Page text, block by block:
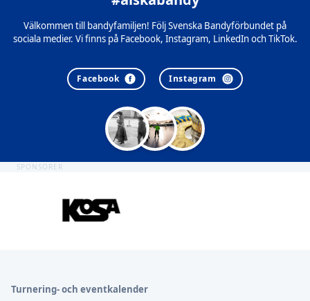
Välkommen till bandyfamiljen! Följ Svenska Bandyförbundet på
sociala medier. Vi finns på Facebook, Instagram, LinkedIn och TikTok.
Facebook Instagram
SPONSORER
Turnering- och eventkalender